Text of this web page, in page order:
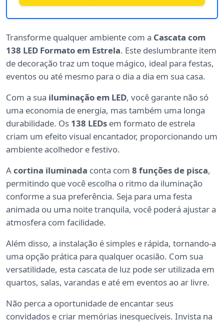
Transforme qualquer ambiente com a Cascata com
138 LED Formato em Estrela. Este deslumbrante item
de decoração traz um toque mágico, ideal para festas,
eventos ou até mesmo para o dia a dia em sua casa.
Com a sua iluminação em LED, você garante não só
uma economia de energia, mas também uma longa
durabilidade. Os 138 LEDs em formato de estrela
criam um efeito visual encantador, proporcionando um
ambiente acolhedor e festivo.
Acortina iluminada conta com 8 funções de pisca,
permitindo que você escolha o ritmo da iluminação
conforme a sua preferência. Seja para uma festa
animada ou uma noite tranquila, você poderá ajustar a
atmosfera com facilidade.
Além disso, a instalação é simples e rápida, tornando-a
uma opção prática para qualquer ocasião. Com sua
versatilidade, esta cascata de luz pode ser utilizada em
quartos, salas, varandas e até em eventos ao ar livre.
Não perca a oportunidade de encantar seus
convidados e criar memórias inesquecíveis. Invista na